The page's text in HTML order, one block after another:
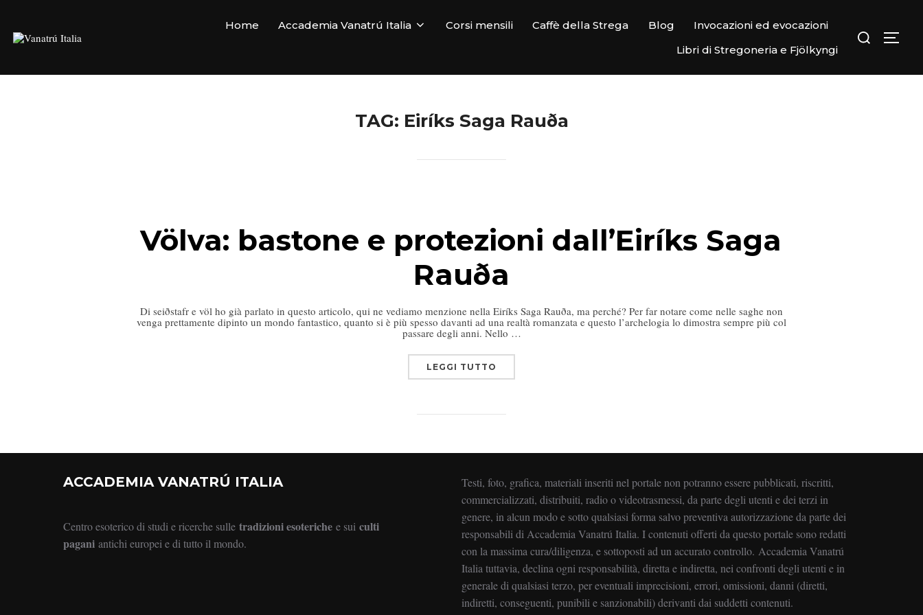
Home Accademia Vanatrú Italia Corsi mensili Caffè della Strega Blog
Invocazioni ed evocazioni
Libri di Stregoneria e Fjölkyngi
TAG: Eiríks Saga Rauða
Völva: bastone e protezioni dall’Eiríks Saga
Rauða
Di seiðstafr e völ ho già parlato in questo articolo, qui ne vediamo menzione nella Eiríks Saga Rauða, ma perché? Per far notare come nelle saghe non
venga prettamente dipinto un mondo fantastico, quanto si è più spesso davanti ad una realtà romanzata e questo l’archelogia lo dimostra sempre più col
passare degli anni. Nello …
LEGGI TUTTO
ACCADEMIA VANATRÚ ITALIA
Centro esoterico di studi e ricerche sulle tradizioni esoteriche e sui culti
pagani antichi europei e di tutto il mondo.
Testi, foto, grafica, materiali inseriti nel portale non potranno essere pubblicati, riscritti,
commercializzati, distribuiti, radio o videotrasmessi, da parte degli utenti e dei terzi in
genere, in alcun modo e sotto qualsiasi forma salvo preventiva autorizzazione da parte dei
responsabili di Accademia Vanatrú Italia. I contenuti offerti da questo portale sono redatti
con la massima cura/diligenza, e sottoposti ad un accurato controllo. Accademia Vanatrú
Italia tuttavia, declina ogni responsabilità, diretta e indiretta, nei confronti degli utenti e in
generale di qualsiasi terzo, per eventuali imprecisioni, errori, omissioni, danni (diretti,
indiretti, conseguenti, punibili e sanzionabili) derivanti dai suddetti contenuti.